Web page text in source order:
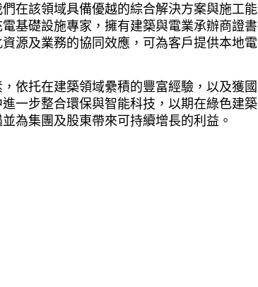
在該領域具備優越的綜合解決方案與施工能
基礎設施專家，擁有建築與電業承辦商證書
源及業務的協同效應，可為客戶提供本地電
依托在建築領域纍積的豐富經驗，以及獲國
一步整合環保與智能科技，以期在綠色建築
為集團及股東帶來可持續增長的利益。